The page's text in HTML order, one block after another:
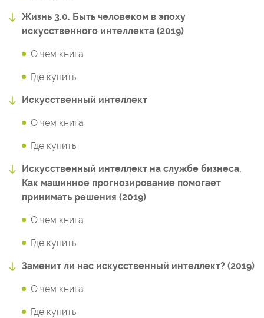
Жизнь 3.0. Быть человеком в эпоху
искусственного интеллекта (2019)
О чем книга
Где купить
Искусственный интеллект
О чем книга
Где купить
Искусственный интеллект на службе бизнеса.
Как машинное прогнозирование помогает
принимать решения (2019)
О чем книга
Где купить
Заменит ли нас искусственный интеллект? (2019)
О чем книга
Где купить